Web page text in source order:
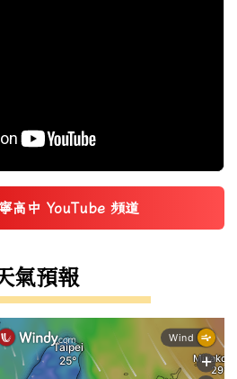
高中 YouTube 頻道
(另開新視窗)
氣預報